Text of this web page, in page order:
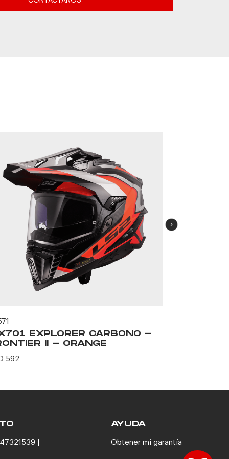
EXPLORER CARBONO -
II - ORANGE
592
|
AYUDA
Obtener mi garantía